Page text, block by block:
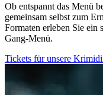
Ob entspannt das Menü
gemeinsam selbst zum
Formaten erleben Sie ein
Gang-Menü.
Tickets für unsere